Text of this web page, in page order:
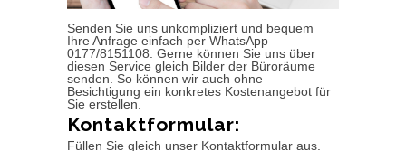
Senden Sie uns unkompliziert und bequem
Ihre Anfrage einfach per WhatsApp
0177/8151108. Gerne können Sie uns über
diesen Service gleich Bilder der Büroräume
senden. So können wir auch ohne
Besichtigung ein konkretes Kostenangebot für
Sie erstellen.
Kontaktformular:
Füllen Sie gleich unser Kontaktformular aus.